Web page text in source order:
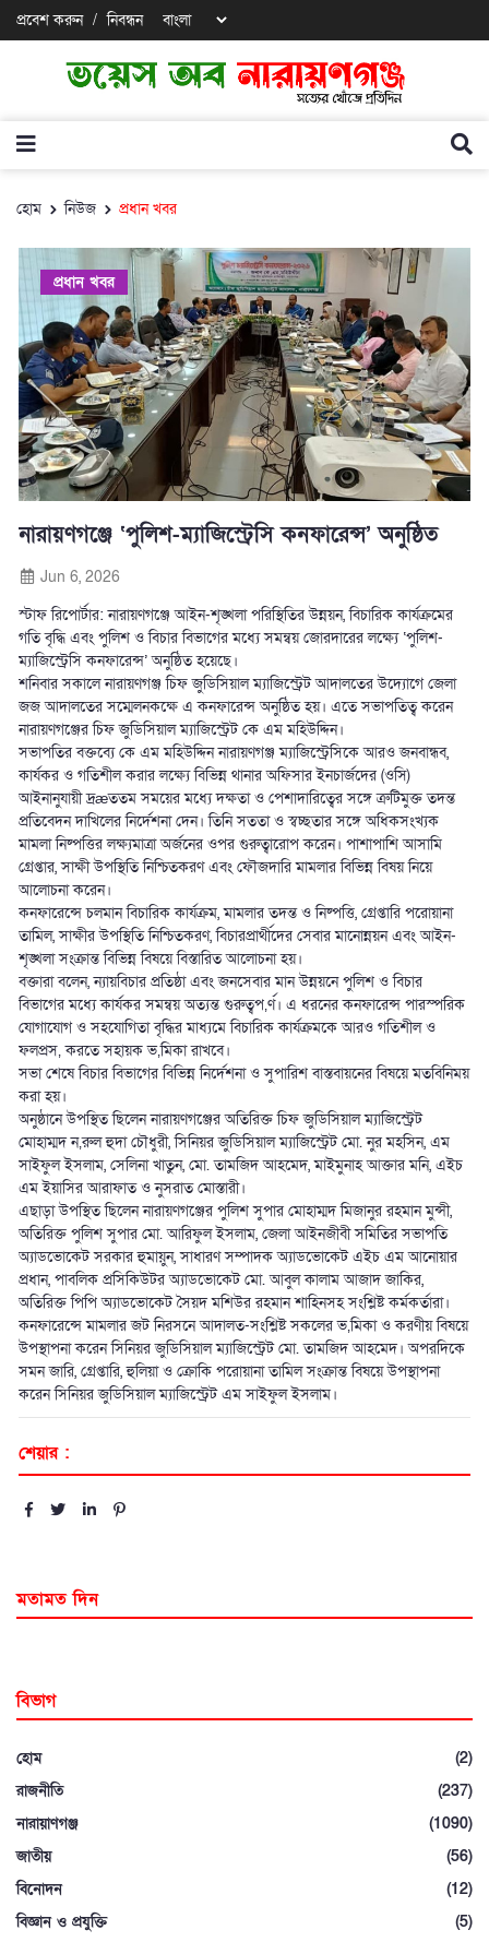
প্রবেশ করুন / নিবন্ধন
হোম নিউজ প্রধান খবর
প্রধান খবর
নারায়ণগঞ্জে ‘পুলিশ-ম্যাজিস্ট্রেসি কনফারেন্স’ অনুষ্ঠিত
Jun 6, 2026
স্টাফ রিপোর্টার: নারায়ণগঞ্জে আইন-শৃঙ্খলা পরিস্থিতির উন্নয়ন, বিচারিক কার্যক্রমের
গতি বৃদ্ধি এবং পুলিশ ও বিচার বিভাগের মধ্যে সমন্বয় জোরদারের লক্ষ্যে ‘পুলিশ-
ম্যাজিস্ট্রেসি কনফারেন্স’ অনুষ্ঠিত হয়েছে।
শনিবার সকালে নারায়ণগঞ্জ চিফ জুডিসিয়াল ম্যাজিস্ট্রেট আদালতের উদ্যোগে জেলা
জজ আদালতের সম্মেলনকক্ষে এ কনফারেন্স অনুষ্ঠিত হয়। এতে সভাপতিত্ব করেন
নারায়ণগঞ্জের চিফ জুডিসিয়াল ম্যাজিস্ট্রেট কে এম মহিউদ্দিন।
সভাপতির বক্তব্যে কে এম মহিউদ্দিন নারায়ণগঞ্জ ম্যাজিস্ট্রেসিকে আরও জনবান্ধব,
কার্যকর ও গতিশীল করার লক্ষ্যে বিভিন্ন থানার অফিসার ইনচার্জদের (ওসি)
আইনানুযায়ী দ্রæততম সময়ের মধ্যে দক্ষতা ও পেশাদারিত্বের সঙ্গে ত্রুটিমুক্ত তদন্ত
প্রতিবেদন দাখিলের নির্দেশনা দেন। তিনি সততা ও স্বচ্ছতার সঙ্গে অধিকসংখ্যক
মামলা নিষ্পত্তির লক্ষ্যমাত্রা অর্জনের ওপর গুরুত্বারোপ করেন। পাশাপাশি আসামি
গ্রেপ্তার, সাক্ষী উপস্থিতি নিশ্চিতকরণ এবং ফৌজদারি মামলার বিভিন্ন বিষয় নিয়ে
আলোচনা করেন।
কনফারেন্সে চলমান বিচারিক কার্যক্রম, মামলার তদন্ত ও নিষ্পত্তি, গ্রেপ্তারি পরোয়ানা
তামিল, সাক্ষীর উপস্থিতি নিশ্চিতকরণ, বিচারপ্রার্থীদের সেবার মানোন্নয়ন এবং আইন-
শৃঙ্খলা সংক্রান্ত বিভিন্ন বিষয়ে বিস্তারিত আলোচনা হয়।
বক্তারা বলেন, ন্যায়বিচার প্রতিষ্ঠা এবং জনসেবার মান উন্নয়নে পুলিশ ও বিচার
বিভাগের মধ্যে কার্যকর সমন্বয় অত্যন্ত গুরুত্বপ‚র্ণ। এ ধরনের কনফারেন্স পারস্পরিক
যোগাযোগ ও সহযোগিতা বৃদ্ধির মাধ্যমে বিচারিক কার্যক্রমকে আরও গতিশীল ও
ফলপ্রস‚ করতে সহায়ক ভ‚মিকা রাখবে।
সভা শেষে বিচার বিভাগের বিভিন্ন নির্দেশনা ও সুপারিশ বাস্তবায়নের বিষয়ে মতবিনিময়
করা হয়।
অনুষ্ঠানে উপস্থিত ছিলেন নারায়ণগঞ্জের অতিরিক্ত চিফ জুডিসিয়াল ম্যাজিস্ট্রেট
মোহাম্মদ ন‚রুল হুদা চৌধুরী, সিনিয়র জুডিসিয়াল ম্যাজিস্ট্রেট মো. নুর মহসিন, এম
সাইফুল ইসলাম, সেলিনা খাতুন, মো. তামজিদ আহমেদ, মাইমুনাহ আক্তার মনি, এইচ
এম ইয়াসির আরাফাত ও নুসরাত মোস্তারী।
এছাড়া উপস্থিত ছিলেন নারায়ণগঞ্জের পুলিশ সুপার মোহাম্মদ মিজানুর রহমান মুন্সী,
অতিরিক্ত পুলিশ সুপার মো. আরিফুল ইসলাম, জেলা আইনজীবী সমিতির সভাপতি
অ্যাডভোকেট সরকার হুমায়ুন, সাধারণ সম্পাদক অ্যাডভোকেট এইচ এম আনোয়ার
প্রধান, পাবলিক প্রসিকিউটর অ্যাডভোকেট মো. আবুল কালাম আজাদ জাকির,
অতিরিক্ত পিপি অ্যাডভোকেট সৈয়দ মশিউর রহমান শাহিনসহ সংশ্লিষ্ট কর্মকর্তারা।
কনফারেন্সে মামলার জট নিরসনে আদালত-সংশ্লিষ্ট সকলের ভ‚মিকা ও করণীয় বিষয়ে
উপস্থাপনা করেন সিনিয়র জুডিসিয়াল ম্যাজিস্ট্রেট মো. তামজিদ আহমেদ। অপরদিকে
সমন জারি, গ্রেপ্তারি, হুলিয়া ও ক্রোকি পরোয়ানা তামিল সংক্রান্ত বিষয়ে উপস্থাপনা
করেন সিনিয়র জুডিসিয়াল ম্যাজিস্ট্রেট এম সাইফুল ইসলাম।
শেয়ার :
মতামত দিন
বিভাগ
হোম
(2)
রাজনীতি
(237)
নারায়াণগঞ্জ
(1090)
জাতীয়
(56)
বিনোদন
(12)
বিজ্ঞান ও প্রযুক্তি
(5)